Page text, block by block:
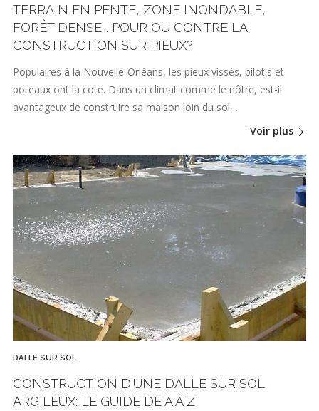
TERRAIN EN PENTE, ZONE INONDABLE,
FORÊT DENSE... POUR OU CONTRE LA
CONSTRUCTION SUR PIEUX?
Populaires à la Nouvelle-Orléans, les pieux vissés, pilotis et
poteaux ont la cote. Dans un climat comme le nôtre, est-il
avantageux de construire sa maison loin du sol…
Voir plus
DALLE SUR SOL
CONSTRUCTION D'UNE DALLE SUR SOL
ARGILEUX: LE GUIDE DE A À Z